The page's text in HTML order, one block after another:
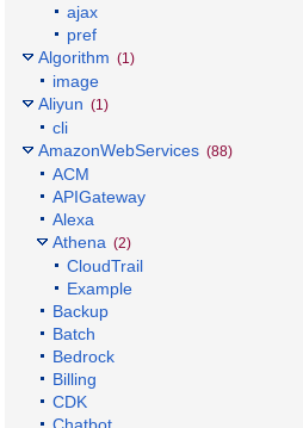
ajax
pref
Algorithm (1)
image
Aliyun (1)
cli
AmazonWebServices (88)
ACM
APIGateway
Alexa
Athena (2)
CloudTrail
Example
Backup
Batch
Bedrock
Billing
CDK